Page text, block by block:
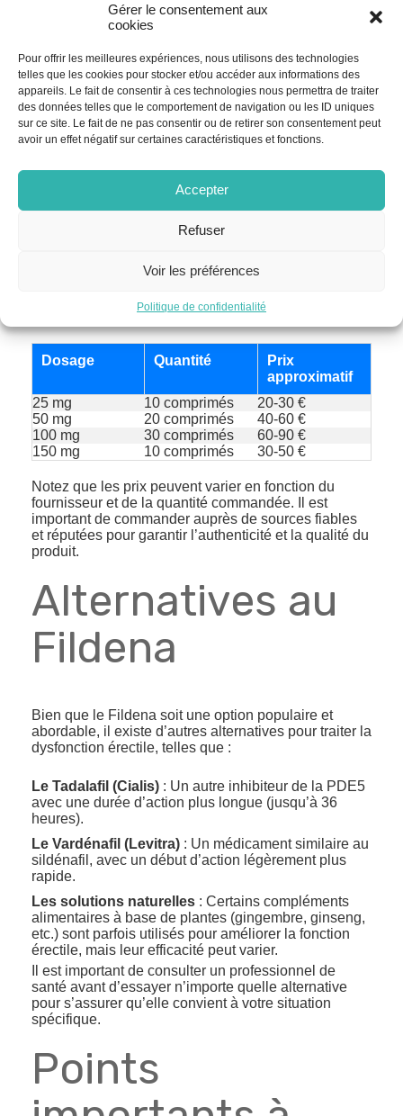
Gérer le consentement aux
cookies
Pour offrir les meilleures expériences, nous utilisons des technologies
telles que les cookies pour stocker et/ou accéder aux informations des
appareils. Le fait de consentir à ces technologies nous permettra de traiter
des données telles que le comportement de navigation ou les ID uniques
sur ce site. Le fait de ne pas consentir ou de retirer son consentement peut
avoir un effet négatif sur certaines caractéristiques et fonctions.
Accepter
Refuser
Voir les préférences
Politique de confidentialité
Avantages
Efficace pour traiter la
dysfonction érectile
Généralement bien toléré
Moins coûteux que le
Viagra de marque
Disponible en ligne pour
Peut entraîner des effets
secondaires (maux de
tête, rougeurs, etc.)
Nécessite une stimulation
sexuelle pour fonctionner
Prix et dosages du
Fildena en ligne
Dosage Quantité
Prix
approximatif
25 mg
10 comprimés
20-30 €
50 mg
20 comprimés
40-60 €
100 mg
30 comprimés
60-90 €
150 mg
10 comprimés 30-50 €
Notez que les prix peuvent varier en fonction du
fournisseur et de la quantité commandée. Il est
important de commander auprès de sources fiables
et réputées pour garantir l’authenticité et la qualité du
produit.
Alternatives au
Fildena
Bien que le Fildena soit une option populaire et
abordable, il existe d’autres alternatives pour traiter la
dysfonction érectile, telles que :
Le Tadalafil (Cialis) : Un autre inhibiteur de la PDE5
avec une durée d’action plus longue (jusqu’à 36
heures).
Le Vardénafil (Levitra) : Un médicament similaire au
sildénafil, avec un début d’action légèrement plus
rapide.
Les solutions naturelles : Certains compléments
alimentaires à base de plantes (gingembre, ginseng,
etc.) sont parfois utilisés pour améliorer la fonction
érectile, mais leur efficacité peut varier.
Il est important de consulter un professionnel de
santé avant d’essayer n’importe quelle alternative
pour s’assurer qu’elle convient à votre situation
spécifique.
Points